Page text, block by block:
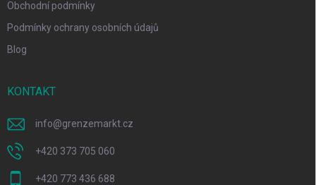
Obchodní podmínky
Podmínky ochrany osobních údajů
Blog
KONTAKT
info@grenzemarkt.cz
+420 373 705 060
+420 773 436 688